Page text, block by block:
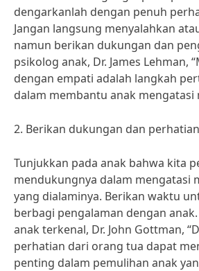
dengarkanlah dengan penuh
Jangan langsung menyalahkan
namun berikan dukungan dan
psikolog anak, Dr. James Lehman,
dengan empati adalah langkah
dalam membantu anak mengatasi
2. Berikan dukungan dan perhatian
Tunjukkan pada anak bahwa kita
mendukungnya dalam mengatasi
yang dialaminya. Berikan waktu
berbagi pengalaman dengan
anak terkenal, Dr. John Gottman,
perhatian dari orang tua dapat
penting dalam pemulihan anak